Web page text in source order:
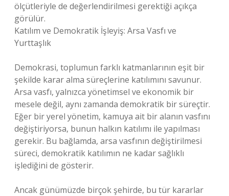
ölçütleriyle de değerlendirilmesi gerektiği açıkça
görülür.
Katılım ve Demokratik İşleyiş: Arsa Vasfı ve
Yurttaşlık
Demokrasi, toplumun farklı katmanlarının eşit bir
şekilde karar alma süreçlerine katılımını savunur.
Arsa vasfı, yalnızca yönetimsel ve ekonomik bir
mesele değil, aynı zamanda demokratik bir süreçtir.
Eğer bir yerel yönetim, kamuya ait bir alanın vasfını
değiştiriyorsa, bunun halkın katılımı ile yapılması
gerekir. Bu bağlamda, arsa vasfının değiştirilmesi
süreci, demokratik katılımın ne kadar sağlıklı
işlediğini de gösterir.
Ancak günümüzde birçok şehirde, bu tür kararlar